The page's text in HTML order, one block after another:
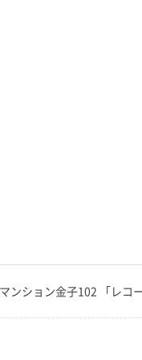
ション金子102 「レコ